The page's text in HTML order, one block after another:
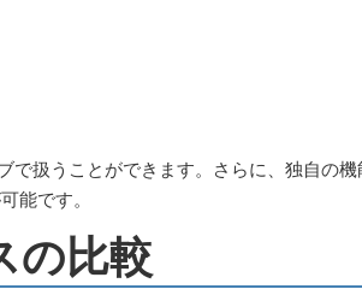
で扱うことができます。さらに、独自の機
能です。
の比較